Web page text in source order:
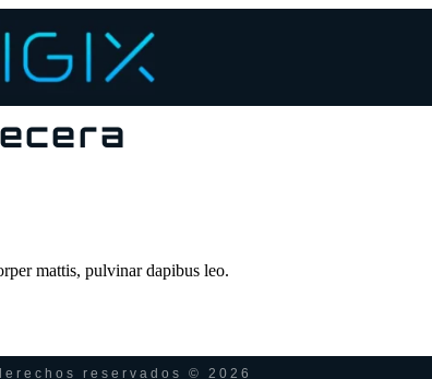
mattis, pulvinar dapibus leo.
reservados © 2026